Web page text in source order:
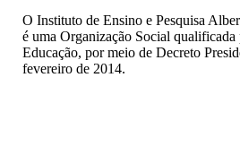
O Instituto de Ensino e Pesquisa
é uma Organização Social
Educação, por meio de Decreto
fevereiro de 2014.